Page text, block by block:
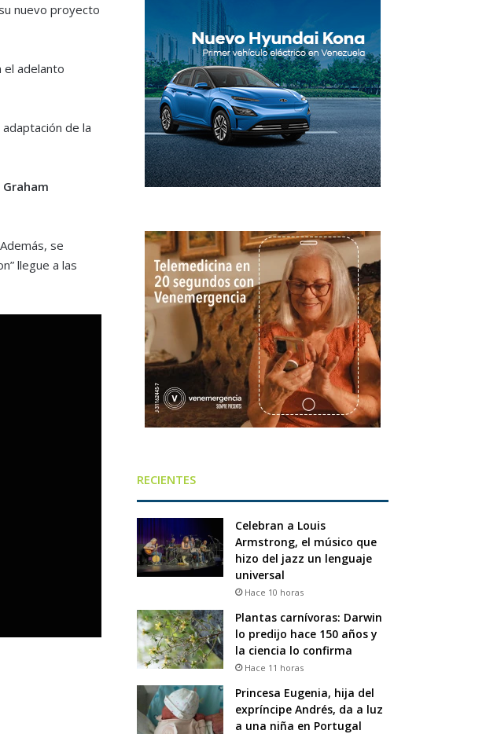
nuevo proyecto
el adelanto
de la
Graham
se
llegue a las
RECIENTES
Celebran a Louis
Armstrong, el músico que
hizo del jazz un lenguaje
universal
Hace 10 horas
Plantas carnívoras: Darwin
lo predijo hace 150 años y
la ciencia lo confirma
Hace 11 horas
Princesa Eugenia, hija del
expríncipe Andrés, da a luz
a una niña en Portugal